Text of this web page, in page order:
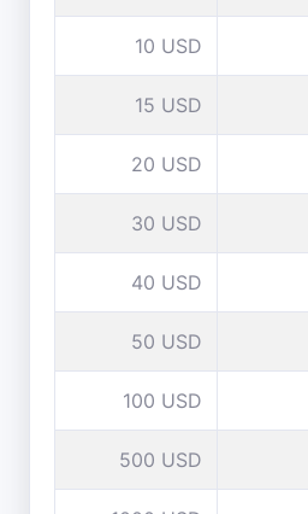
10 USD
15 USD
20 USD
30 USD
40 USD
50 USD
100 USD
500 USD